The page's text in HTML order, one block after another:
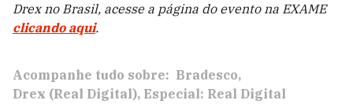
Drex no Brasil, acesse a página do evento na EXAME
clicando aqui.
Acompanhe tudo sobre: Bradesco
Drex (Real Digital) Especial: Real Digital